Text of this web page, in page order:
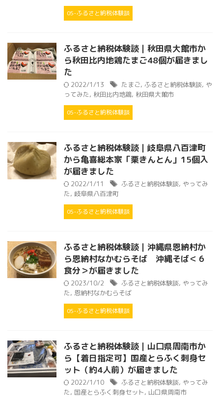
05-ふるさと納税体験談
ふるさと納税体験談｜秋田県大館市か
ら秋田比内地鶏たまご48個が届きまし
た
2022/1/13 たまご, ふるさと納税体験談, や
ってみた, 秋田比内地鶏, 秋田県大館市
05-ふるさと納税体験談
ふるさと納税体験談｜岐阜県八百津町
から亀喜総本家「栗きんとん」15個入
が届きました
2022/1/11 ふるさと納税体験談, やってみ
た, 岐阜県八百津町
05-ふるさと納税体験談
ふるさと納税体験談｜沖縄県恩納村か
ら恩納村なかむらそば 沖縄そば＜６
食分＞が届きました
2023/10/2 ふるさと納税体験談, やってみ
た, 恩納村なかむらそば
05-ふるさと納税体験談
ふるさと納税体験談｜山口県周南市か
ら【着日指定可】国産とらふく刺身セ
ット（約4人前）が届きました
2022/1/10 ふるさと納税体験談, やってみ
た, 国産とらふく刺身セット, 山口県周南市